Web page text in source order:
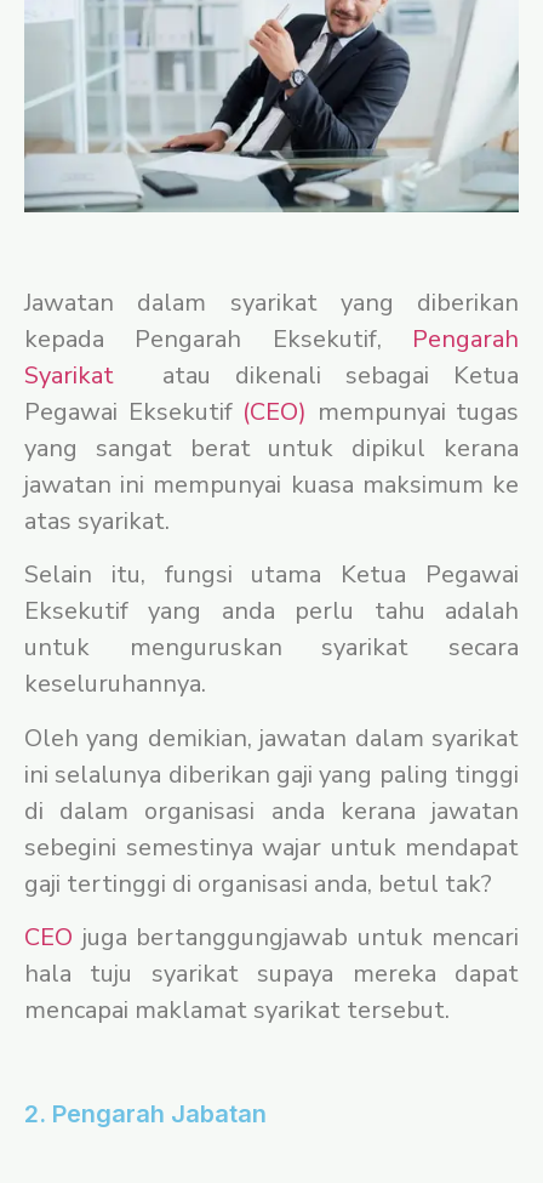
Jawatan dalam syarikat yang diberikan
kepada Pengarah Eksekutif, Pengarah
Syarikat atau dikenali sebagai Ketua
Pegawai Eksekutif (CEO) mempunyai tugas
yang sangat berat untuk dipikul kerana
jawatan ini mempunyai kuasa maksimum ke
atas syarikat.
Selain itu, fungsi utama Ketua Pegawai
Eksekutif yang anda perlu tahu adalah
untuk menguruskan syarikat secara
keseluruhannya.
Oleh yang demikian, jawatan dalam syarikat
ini selalunya diberikan gaji yang paling tinggi
di dalam organisasi anda kerana jawatan
sebegini semestinya wajar untuk mendapat
gaji tertinggi di organisasi anda, betul tak?
CEO juga bertanggungjawab untuk mencari
hala tuju syarikat supaya mereka dapat
mencapai maklamat syarikat tersebut.
2. Pengarah Jabatan